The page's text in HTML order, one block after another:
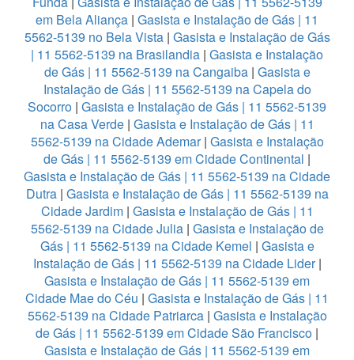
em Bela Aliança | Gasista e Instalação de Gás | 11
5562-5139 no Bela Vista| Gasista e Instalação de Gás
| 11 5562-5139 na Brasilandia | Gasista e Instalação
de Gás | 11 5562-5139 na Cangaiba| Gasista e
Instalação de Gás | 11 5562-5139 na Capela do
Socorro | Gasista e Instalação de Gás | 11 5562-5139
na Casa Verde| Gasista e Instalação de Gás | 11
5562-5139 na Cidade Ademar| Gasista e Instalação
de Gás | 11 5562-5139 em Cidade Continental |
Gasista e Instalação de Gás | 11 5562-5139 na Cidade
Dutra | Gasista e Instalação de Gás | 11 5562-5139 na
Cidade Jardim| Gasista e Instalação de Gás | 11
5562-5139 na Cidade Julia | Gasista e Instalação de
Gás | 11 5562-5139 na Cidade Kemel | Gasista e
Instalação de Gás | 11 5562-5139 na Cidade Lider|
Gasista e Instalação de Gás | 11 5562-5139 em
Cidade Mae do Céu | Gasista e Instalação de Gás | 11
5562-5139 na Cidade Patriarca| Gasista e Instalação
de Gás | 11 5562-5139 em Cidade São Francisco |
Gasista e Instalação de Gás | 11 5562-5139 em